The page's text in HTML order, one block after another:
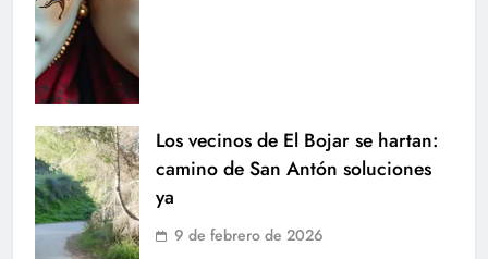
Los vecinos de El Bojar se hartan:
camino de San Antón soluciones
ya
9 de febrero de 2026